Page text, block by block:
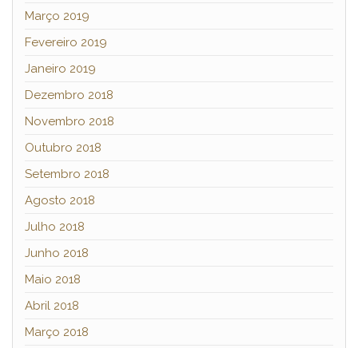
Março 2019
Fevereiro 2019
Janeiro 2019
Dezembro 2018
Novembro 2018
Outubro 2018
Setembro 2018
Agosto 2018
Julho 2018
Junho 2018
Maio 2018
Abril 2018
Março 2018